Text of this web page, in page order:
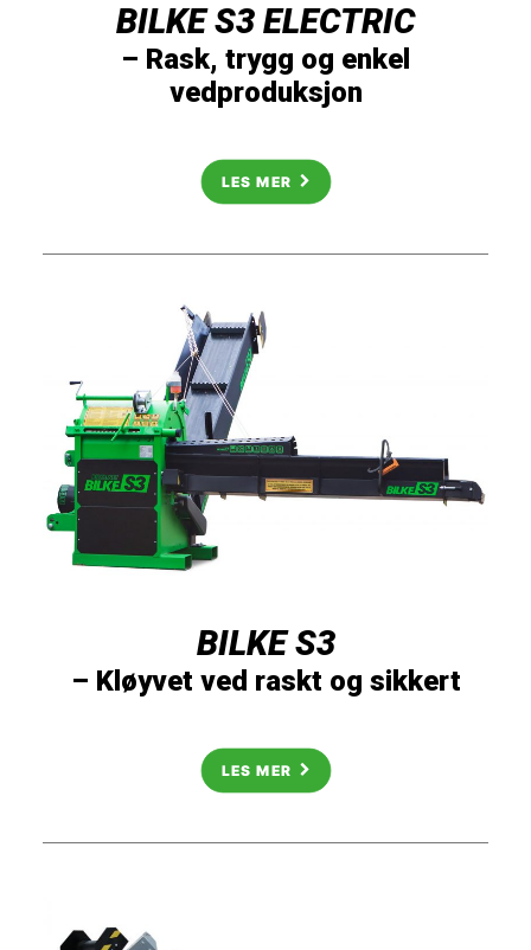
BILKE S3 ELECTRIC
– Rask, trygg og enkel
vedproduksjon
LES MER
BILKE S3
– Kløyvet ved raskt og sikkert
LES MER